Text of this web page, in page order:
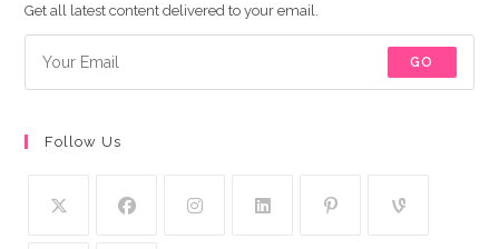
Get all latest content delivered to your email.
GO
Follow Us